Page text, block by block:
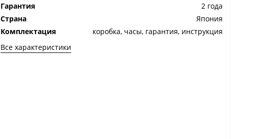
Гарантия
2 года
Страна
Япония
Комплектация
коробка, часы, гарантия, инструкция
Все характеристики